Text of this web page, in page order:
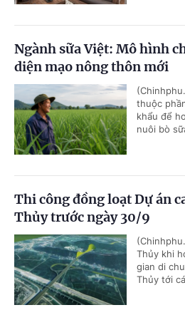
Ngành sữa Việt: Mô hình
diện mạo nông thôn mới
thuộc
khẩu để
nuôi bò
Thi công đồng loạt Dự án
Thủy trước ngày 30/9
Thủy khi
gian di
Thủy tới